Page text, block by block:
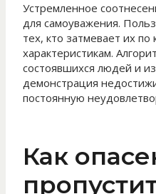
Устремленное
для самоуважения.
тех, кто затмевает их по
характеристикам.
состоявшихся людей и
демонстрация
постоянную
Как